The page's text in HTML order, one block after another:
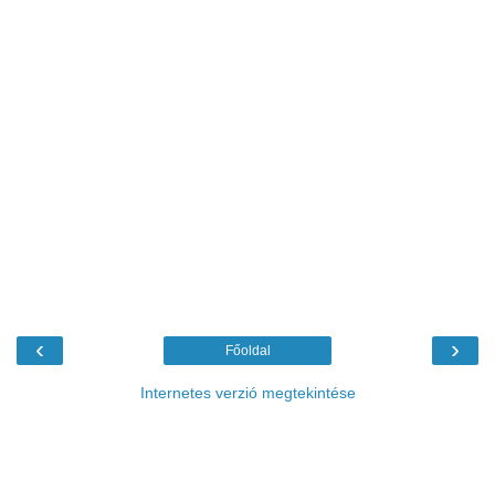
‹ ›
Főoldal
Internetes verzió megtekintése